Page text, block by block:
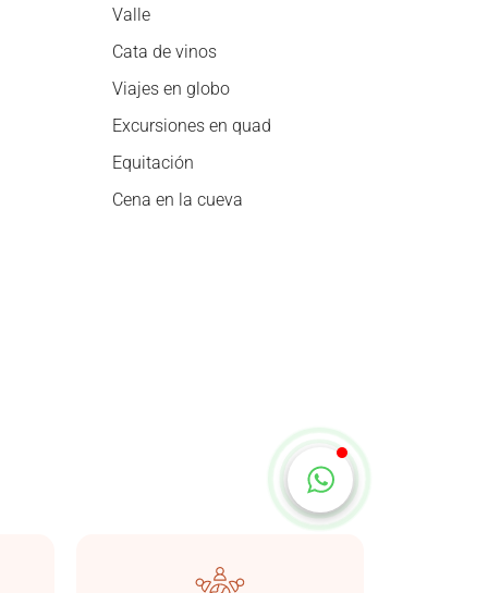
Taşkonaklar
En línea
Valle
Cata de vinos
Viajes en globo
Excursiones en quad
Equitación
Cena en la cueva